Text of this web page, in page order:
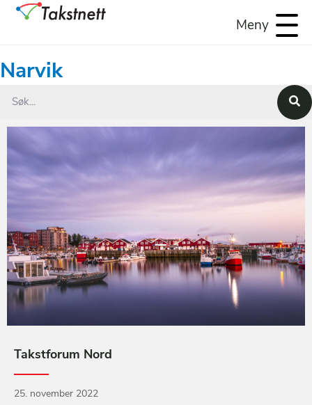
Meny
Narvik
Takstforum Nord
25. november 2022